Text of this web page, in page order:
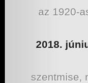
az 1920-
2018.
szentmise,